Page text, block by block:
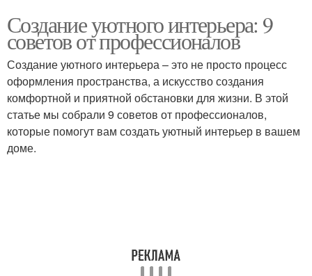
Создание уютного интерьера: 9
советов от профессионалов
Создание уютного интерьера – это не просто процесс
оформления пространства, а искусство создания
комфортной и приятной обстановки для жизни. В этой
статье мы собрали 9 советов от профессионалов,
которые помогут вам создать уютный интерьер в вашем
доме.